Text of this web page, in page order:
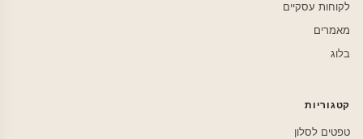
לקוחות עסקיים
מאמרים
בלוג
קטגוריות
טפטים לסלון